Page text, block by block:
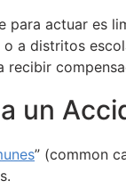
actuar es
a distritos
un
” (common